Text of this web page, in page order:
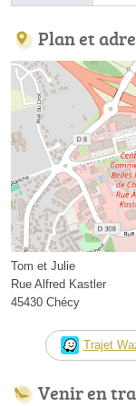
Plan et
Tom et Julie
Rue Alfred Kastler
45430 Chécy
Trajet
Venir en